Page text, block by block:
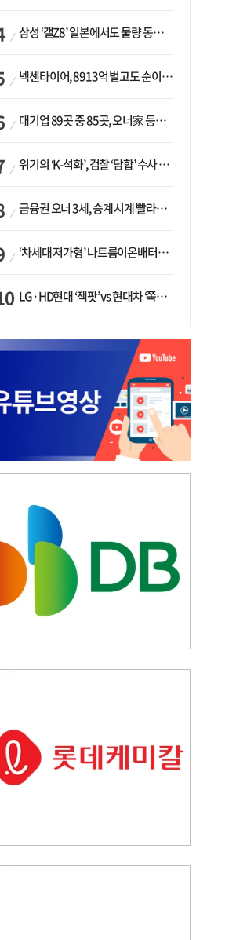
삼성 ‘갤Z8’ 일본에서도 물량 동났다…애플 참전 앞두고 선두 수성 ‘시험대’
넥센타이어, 8913억 벌고도 순이익 2억…유럽 세부담에 이익 증발
대기업 89곳 중 85곳, 오너家 등기임원 겸직…BS 46곳·SM 45곳 ‘족벌경영’ 고착화
위기의 ‘K-석화’, 검찰 ‘담합’ 수사 착수…“LG·한화·롯데 등 7개 업체, 8개 제품 가격 담합”
금융권 오너 3세, 승계 시계 빨라지나…한국투자 ‘속도’·미래에셋·메리츠는 ‘거리두기’
‘차세대 저가형’ 나트륨이온배터리 시대 오나…LG화학·에코프로, 상용화 속도낸다
LG·HD현대 ‘잭팟’ vs 현대차 ‘쪽박’…글로벌 사모펀드, 韓 대기업 투자 ‘희비’